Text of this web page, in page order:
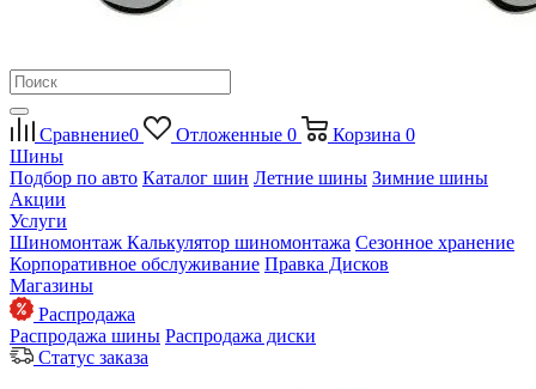
Сравнение0 Отложенные 0 Корзина 0
Шины
Подбор по авто Каталог шин Летние шины Зимние шины
Акции
Услуги
Шиномонтаж Калькулятор шиномонтажа Сезонное хранение
Корпоративное обслуживание Правка Дисков
Магазины
Распродажа
Распродажа шины Распродажа диски
Статус заказа